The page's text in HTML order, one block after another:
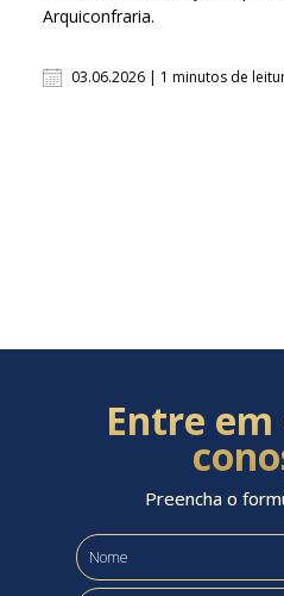
Arquiconfraria.
03.06.2026 | 1 minutos de
Entre
Preencha o